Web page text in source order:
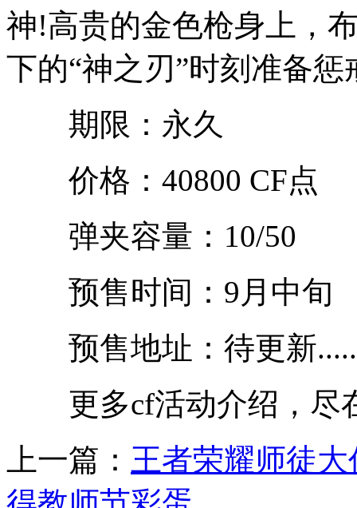
神!高贵的金色枪身上，
下的“神之刃”时刻准备惩
期限：永久
价格：40800 CF点
弹夹容量：10/50
预售时间：9月中旬
预售地址：待更新
更多cf活动介绍，尽
上一篇： 王者荣耀师徒